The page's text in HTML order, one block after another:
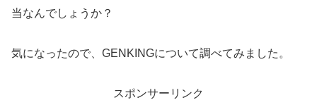
当なんでしょうか？
気になったので、GENKINGについて調べてみました。
スポンサーリンク